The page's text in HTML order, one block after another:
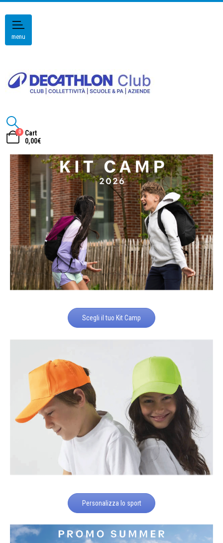
menu
0
Cart
0,00€
Scegli il tuo Kit Camp
Personalizza lo sport